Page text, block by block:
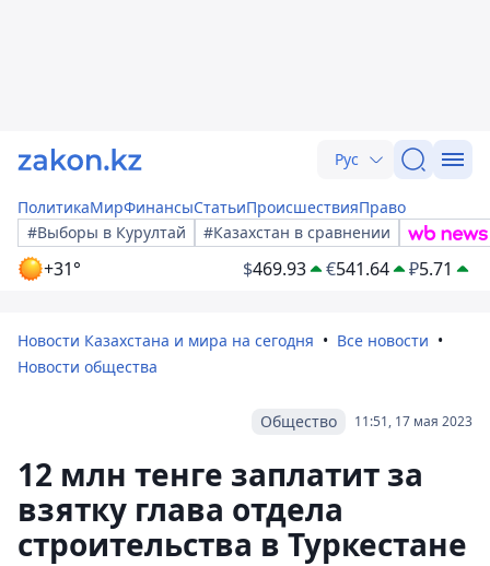
Рус
ПолитикаМирФинансыСтатьиПроисшествияПраво
#Выборы в Курултай
#Казахстан в сравнении
+31° $469.93 €541.64 ₽5.71
Новости Казахстана и мира на сегодня
Все новости
Новости общества
11:51, 17 мая 2023
Общество
12 млн тенге заплатит за
взятку глава отдела
строительства в Туркестане